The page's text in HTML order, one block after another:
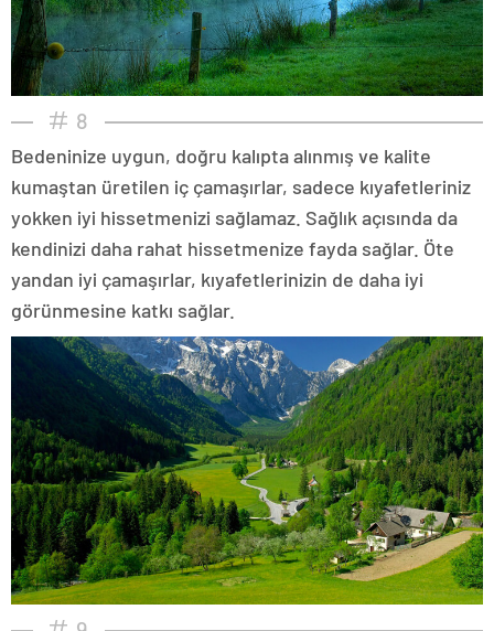
8
Bedeninize uygun, doğru kalıpta alınmış ve kalite
kumaştan üretilen iç çamaşırlar, sadece kıyafetleriniz
yokken iyi hissetmenizi sağlamaz. Sağlık açısında da
kendinizi daha rahat hissetmenize fayda sağlar. Öte
yandan iyi çamaşırlar, kıyafetlerinizin de daha iyi
görünmesine katkı sağlar.